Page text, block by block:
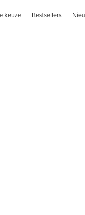
keuze Bestsellers